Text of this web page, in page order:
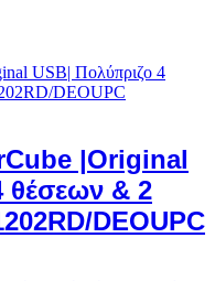
|Original
θέσεων & 2
DEOUPC